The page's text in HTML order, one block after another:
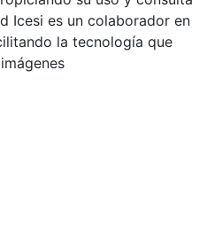
Icesi es un colaborador en
la tecnología que